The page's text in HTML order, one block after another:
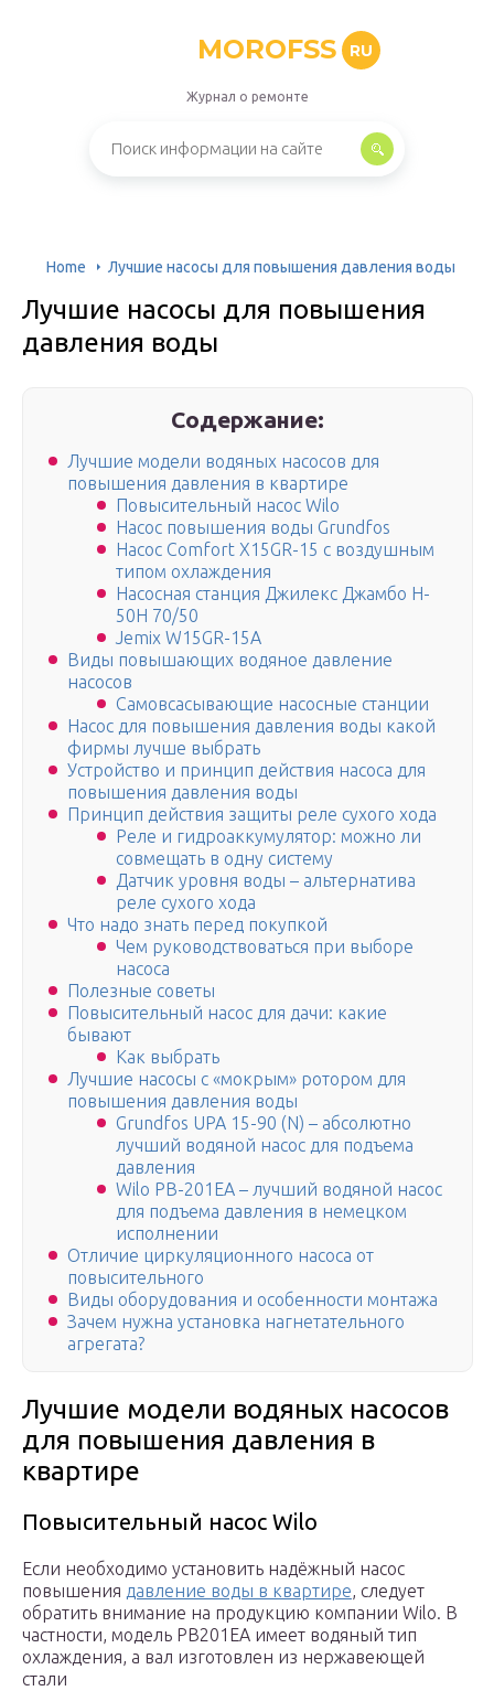
MOROFSS RU
Журнал о ремонте
Home Лучшие насосы для повышения давления воды
Лучшие насосы для повышения
давления воды
Содержание:
Лучшие модели водяных насосов для
повышения давления в квартире
Повысительный насос Wilo
Насос повышения воды Grundfos
Насос Comfort X15GR-15 с воздушным
типом охлаждения
Насосная станция Джилекс Джамбо H-
50H 70/50
Jemix W15GR-15А
Виды повышающих водяное давление
насосов
Самовсасывающие насосные станции
Насос для повышения давления воды какой
фирмы лучше выбрать
Устройство и принцип действия насоса для
повышения давления воды
Принцип действия защиты реле сухого хода
Реле и гидроаккумулятор: можно ли
совмещать в одну систему
Датчик уровня воды – альтернатива
реле сухого хода
Что надо знать перед покупкой
Чем руководствоваться при выборе
насоса
Полезные советы
Повысительный насос для дачи: какие
бывают
Как выбрать
Лучшие насосы с «мокрым» ротором для
повышения давления воды
Grundfos UPA 15-90 (N) – абсолютно
лучший водяной насос для подъема
давления
Wilo PB-201EA – лучший водяной насос
для подъема давления в немецком
исполнении
Отличие циркуляционного насоса от
повысительного
Виды оборудования и особенности монтажа
Зачем нужна установка нагнетательного
агрегата?
Лучшие модели водяных насосов
для повышения давления в
квартире
Повысительный насос Wilo
Если необходимо установить надёжный насос
повышения давление воды в квартире, следует
обратить внимание на продукцию компании Wilo. В
частности, модель PB201EA имеет водяный тип
охлаждения, а вал изготовлен из нержавеющей
стали